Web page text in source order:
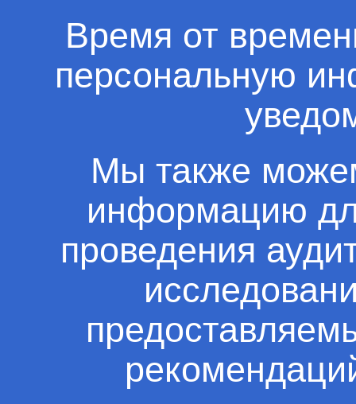
Время от
персональную
Мы также
информацию
проведения